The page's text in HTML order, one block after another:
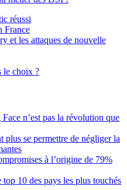
réussi
France
et les attaques de nouvelle
le choix ?
n’est pas la révolution que
se permettre de négliger la
à l’origine de 79%
10 des pays les plus touchés